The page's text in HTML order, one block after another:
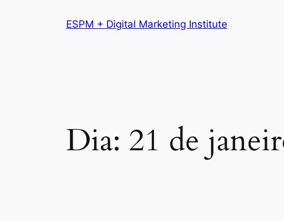
ESPM + Digital Marketing Institute
Dia: 21 de